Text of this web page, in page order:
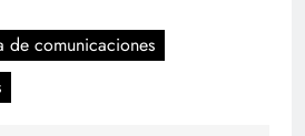
de comunicaciones